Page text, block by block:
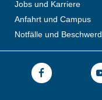
Jobs und Karriere
Anfahrt und Campus
Notfälle und